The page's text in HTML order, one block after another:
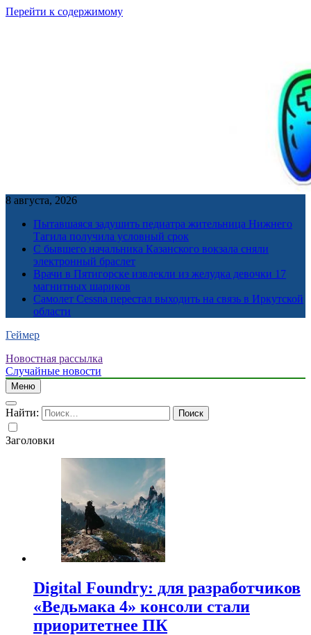
Перейти к содержимому
8 августа, 2026
Пытавшаяся задушить педиатра жительница Нижнего
Тагила получила условный срок
С бывшего начальника Казанского вокзала сняли
электронный браслет
Врачи в Пятигорске извлекли из желудка девочки 17
магнитных шариков
Самолет Cessna перестал выходить на связь в Иркутской
области
Геймер
Новостная рассылка
Случайные новости
Меню
Найти:
Заголовки
Digital Foundry: для разработчиков
«Ведьмака 4» консоли стали
приоритетнее ПК